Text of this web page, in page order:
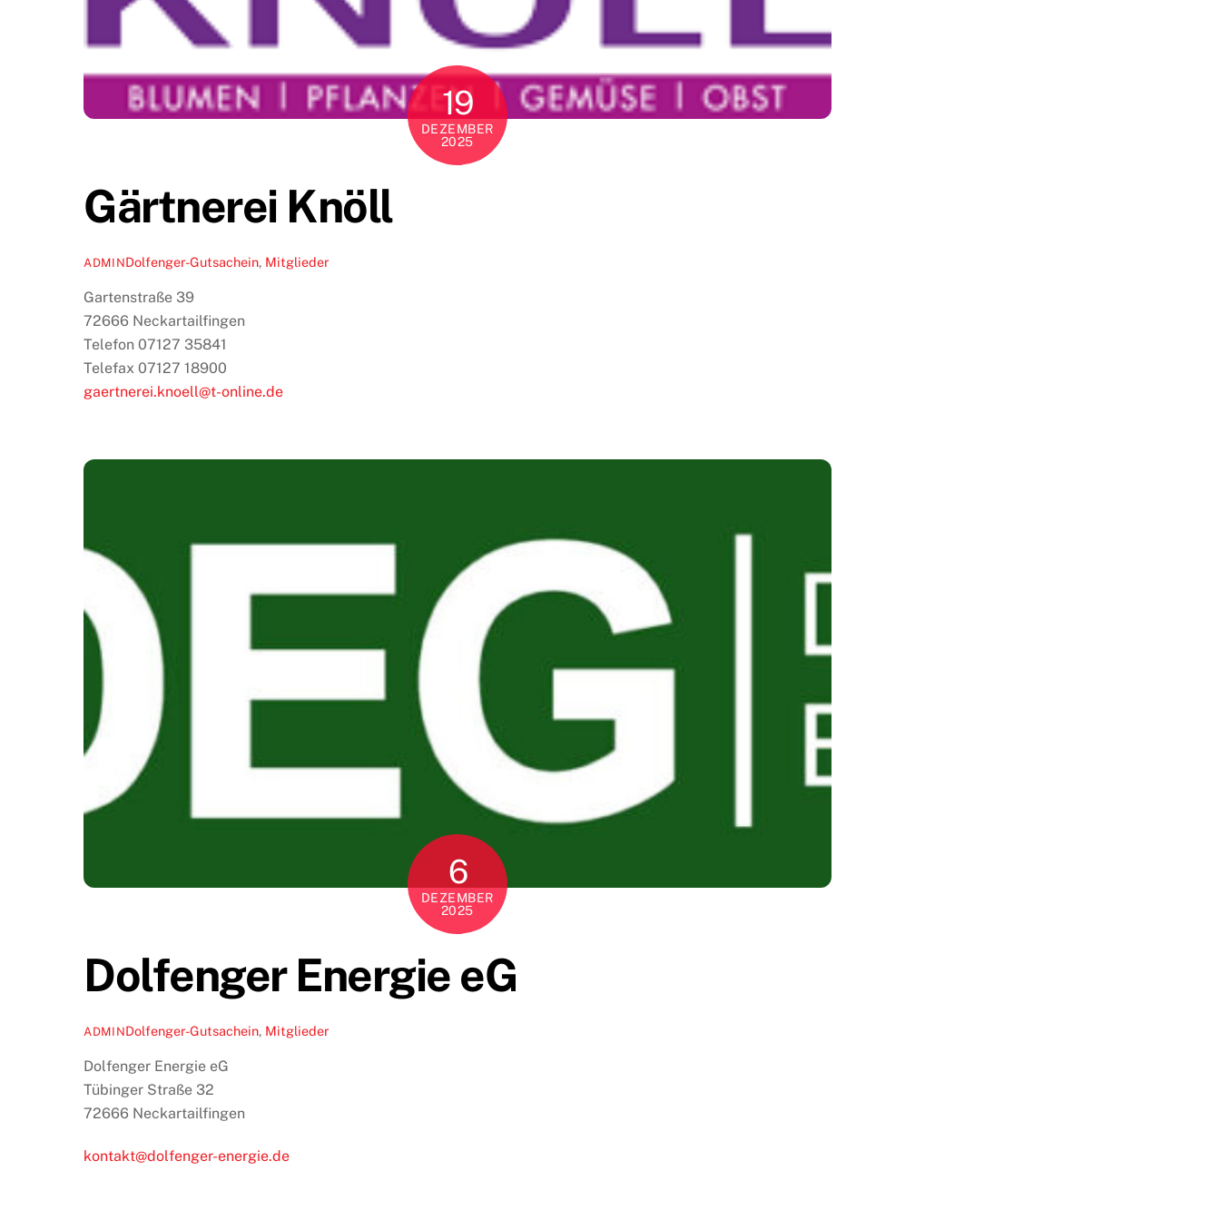
19
DEZEMBER
2025
Gärtnerei Knöll
ADMINDolfenger-Gutsachein, Mitglieder
Gartenstraße 39
72666 Neckartailfingen
Telefon 07127 35841
Telefax 07127 18900
gaertnerei.knoell@t-online.de
6
DEZEMBER
2025
Dolfenger Energie eG
ADMINDolfenger-Gutsachein, Mitglieder
Dolfenger Energie eG
Tübinger Straße 32
72666 Neckartailfingen
kontakt@dolfenger-energie.de